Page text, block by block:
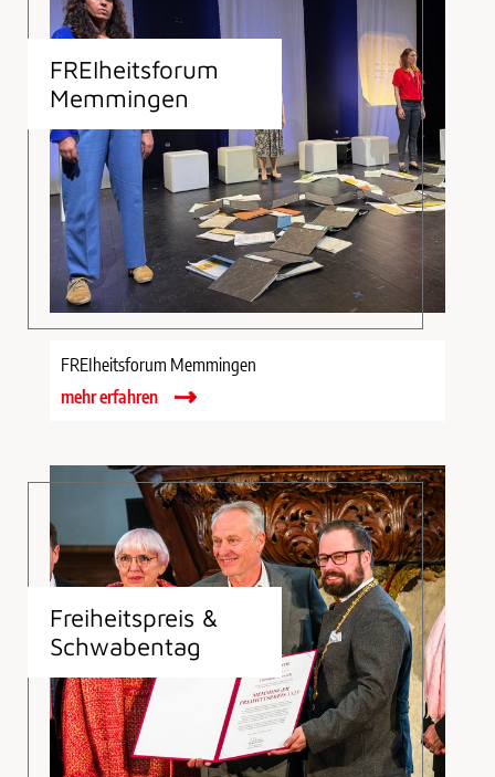
FREIheitsforum
Memmingen
FREIheitsforum Memmingen
mehr erfahren
Freiheitspreis &
Schwabentag